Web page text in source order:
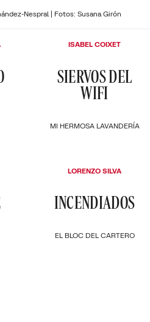
Nespral | Fotos: Susana Girón
MI HERMOSA LAVANDERÍA
SIERVOS DEL
WIFI
ISABEL COIXET
EL BLOC DEL CARTERO
INCENDIADOS
LORENZO SILVA